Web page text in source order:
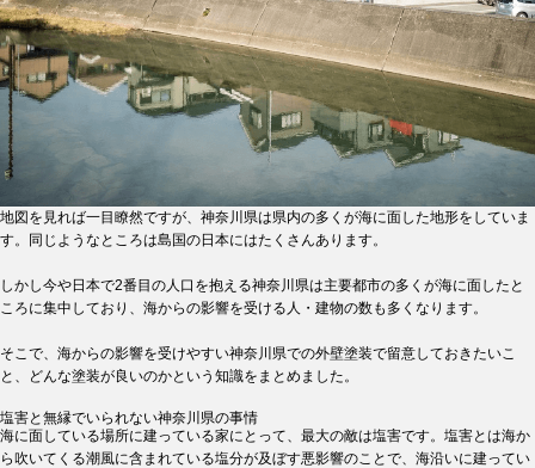
地図を見れば一目瞭然ですが、神奈川県は県内の多くが海に面した地形をしていま
す。同じようなところは島国の日本にはたくさんあります。
しかし今や日本で2番目の人口を抱える神奈川県は主要都市の多くが海に面したと
ころに集中しており、海からの影響を受ける人・建物の数も多くなります。
そこで、海からの影響を受けやすい神奈川県での外壁塗装で留意しておきたいこ
と、どんな塗装が良いのかという知識をまとめました。
塩害と無縁でいられない神奈川県の事情
海に面している場所に建っている家にとって、最大の敵は塩害です。塩害とは海か
ら吹いてくる潮風に含まれている塩分が及ぼす悪影響のことで、海沿いに建ってい